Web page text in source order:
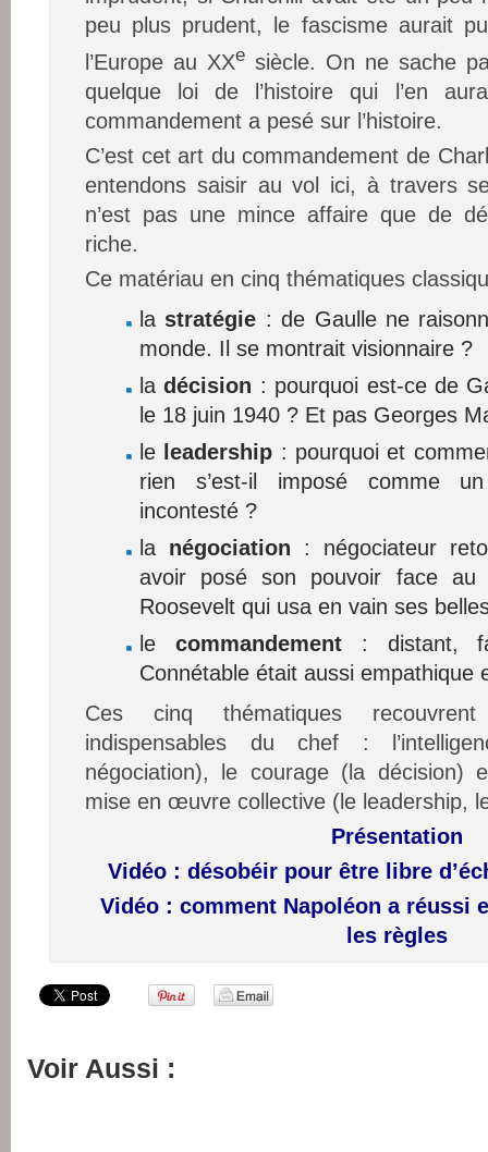
peu plus prudent, le fascisme aurait
l’Europe au XXe siècle. On ne sache
quelque loi de l’histoire qui l’en
commandement a pesé sur l’histoire.
C’est cet art du commandement de
entendons saisir au vol ici, à travers
n’est pas une mince affaire que de
riche.
Ce matériau en cinq thématiques
la stratégie : de Gaulle ne
monde. Il se montrait visionnaire ?
ladécision : pourquoi est-ce de
le 18 juin 1940 ? Et pas Georges
le leadership : pourquoi et
rien s’est-il imposé comme
incontesté ?
la négociation : négociateur
avoir posé son pouvoir face au
Roosevelt qui usa en vain ses
le commandement: distant,
Connétable était aussi empathique
Ces cinq thématiques
indispensables du chef :
négociation), le courage (la décision)
mise en œuvre collective (le leadership,
Présentation
Vidéo : désobéir pour être libre
Vidéo : comment Napoléon a réussi
les règles
Voir Aussi :